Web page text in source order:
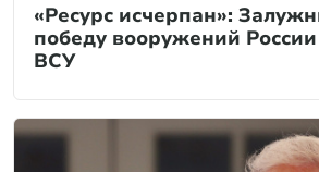
«Ресурс исчерпан»:
победу вооружений
ВСУ